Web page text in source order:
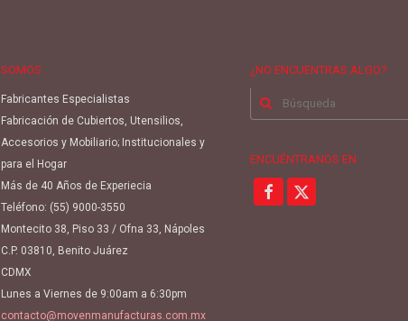
SOMOS
Fabricantes Especialistas
Fabricación de Cubiertos, Utensilios,
Accesorios y Mobiliario; Institucionales y
para el Hogar
Más de 40 Años de Experiecia
Teléfono: (55) 9000-3550
Montecito 38, Piso 33 / Ofna 33, Nápoles
C.P. 03810, Benito Juárez
CDMX
Lunes a Viernes de 9:00am a 6:30pm
contacto@movenmanufacturas.com.mx
¿NO ENCUENTRAS ALGO?
Buscar
ENCUÉNTRANOS EN